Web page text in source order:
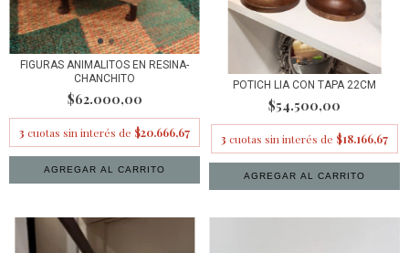
FIGURAS ANIMALITOS EN RESINA-
CHANCHITO
$62.000,00
3 cuotas sin interés de $20.666,67
POTICH LIA CON TAPA 22CM
$54.500,00
3 cuotas sin interés de $18.166,67